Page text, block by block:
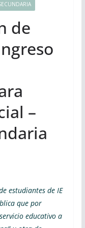
de
–
estudiantes de IE
que por
educativo a